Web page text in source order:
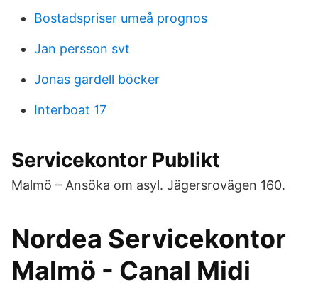
Bostadspriser umeå prognos
Jan persson svt
Jonas gardell böcker
Interboat 17
Servicekontor Publikt
Malmö – Ansöka om asyl. Jägersrovägen 160.
Nordea Servicekontor
Malmö - Canal Midi